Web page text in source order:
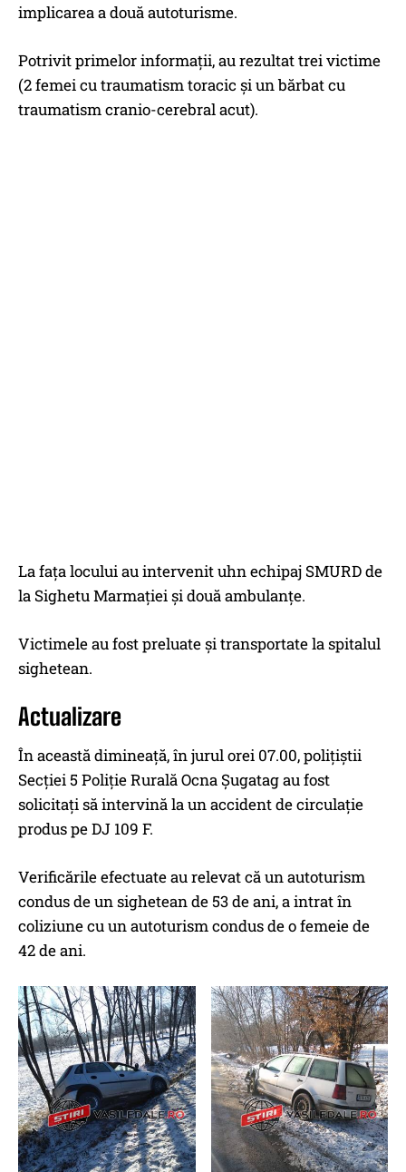
implicarea a două autoturisme.
Potrivit primelor informaţii, au rezultat trei victime
(2 femei cu traumatism toracic şi un bărbat cu
traumatism cranio-cerebral acut).
La faţa locului au intervenit uhn echipaj SMURD de
la Sighetu Marmaţiei şi două ambulanţe.
Victimele au fost preluate şi transportate la spitalul
sighetean.
Actualizare
În această dimineață, în jurul orei 07.00, polițiștii
Secției 5 Poliție Rurală Ocna Șugatag au fost
solicitați să intervină la un accident de circulație
produs pe DJ 109 F.
Verificările efectuate au relevat că un autoturism
condus de un sighetean de 53 de ani, a intrat în
coliziune cu un autoturism condus de o femeie de
42 de ani.